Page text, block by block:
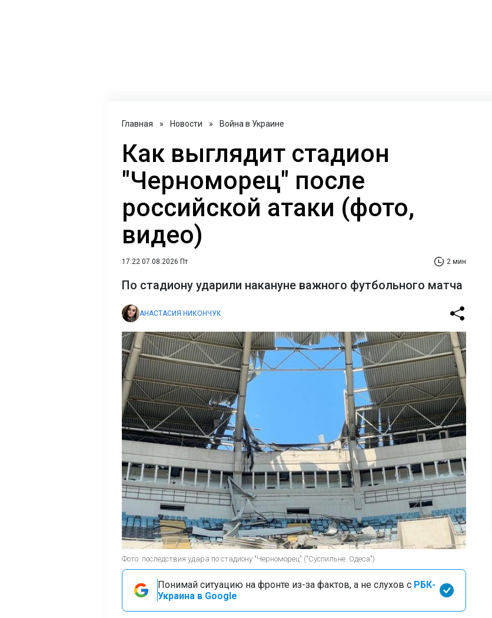
Главная » Новости » Война в Украине
Как выглядит стадион
"Черноморец" после
российской атаки (фото,
видео)
17:22 07.08.2026 Пт 2 мин
По стадиону ударили накануне важного футбольного матча
АНАСТАСИЯ НИКОНЧУК
Фото: последствия удара по стадиону "Черноморец" ("Суспильне. Одеса")
Понимай ситуацию на фронте из-за фактов, а не слухов с РБК-
Украина в Google